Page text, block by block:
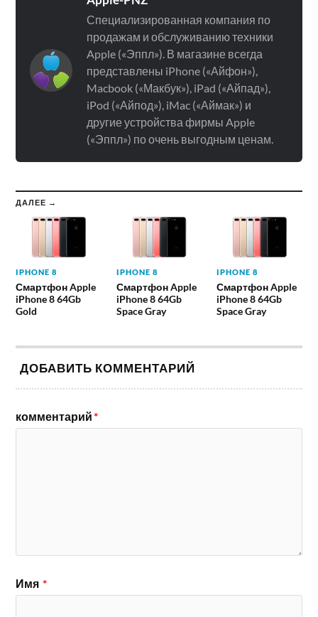
Специализированная компания по
продажам и обслуживанию техники
Apple («Эппл»). В магазине всегда
представлены iPhone («Айфон»),
Macbook («Макбук»), iPad («Айпад»),
iPod («Айпод»), iMac («Аймак») и
другие устройства фирмы Apple
(«Эппл») по очень выгодным ценам.
ДАЛЕЕ →
IPHONE 8
Смартфон Apple
iPhone 8 64Gb
Gold
IPHONE 8
Смартфон Apple
iPhone 8 64Gb
Space Gray
IPHONE 8
Смартфон Apple
iPhone 8 64Gb
Space Gray
ДОБАВИТЬ КОММЕНТАРИЙ
комментарий*
Имя *